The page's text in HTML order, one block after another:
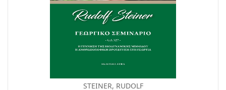
STEINER, RUDOLF